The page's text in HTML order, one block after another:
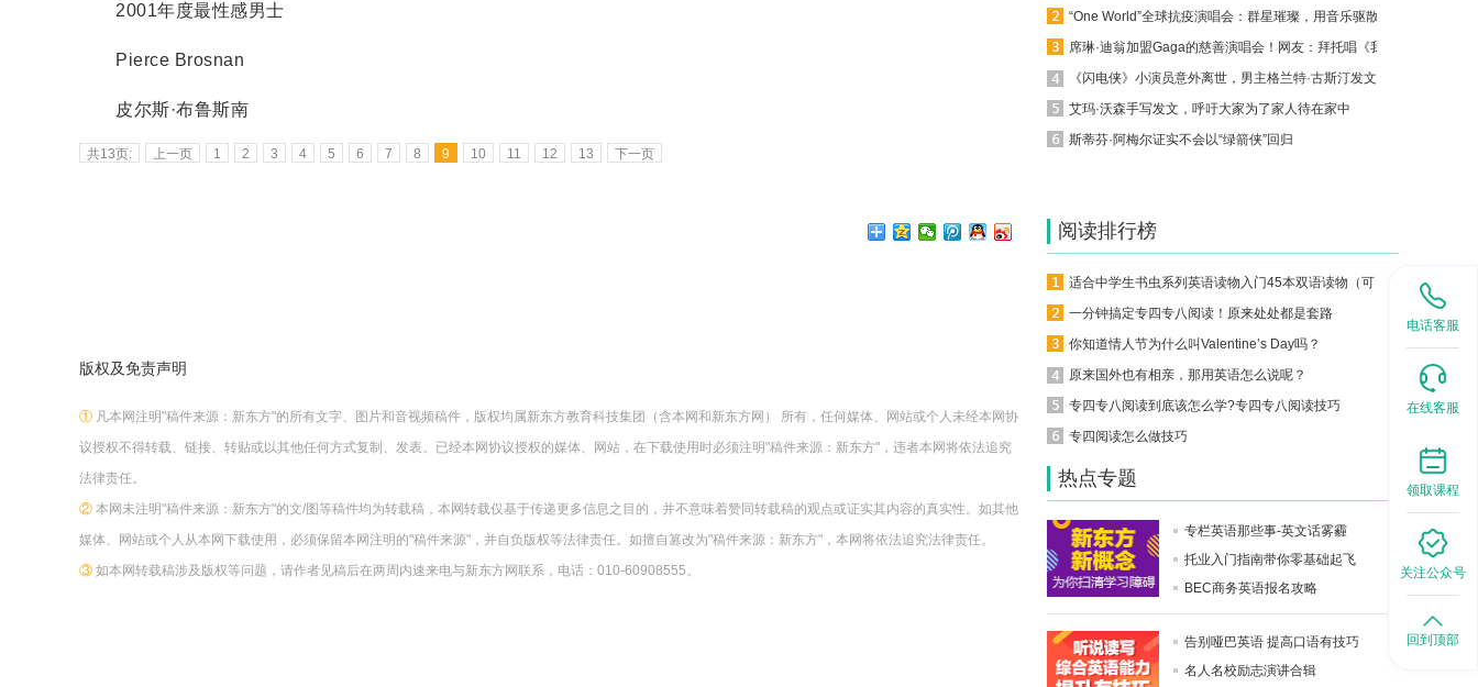
2001年度最性感男士
Pierce Brosnan
皮尔斯·布鲁斯南
共13页: 上一页 1 2 3 4 5 6 7 8 9 10 11 12 13 下一页
版权及免责声明
① 凡本网注明"稿件来源：新东方"的所有文字、图片和音视频稿件，版权均属新东方教育科技集团（含本网和新东方网） 所有，任何媒体、网站或个人未经本网协
议授权不得转载、链接、转贴或以其他任何方式复制、发表。已经本网协议授权的媒体、网站，在下载使用时必须注明"稿件来源：新东方"，违者本网将依法追究
法律责任。
② 本网未注明"稿件来源：新东方"的文/图等稿件均为转载稿，本网转载仅基于传递更多信息之目的，并不意味着赞同转载稿的观点或证实其内容的真实性。如其他
媒体、网站或个人从本网下载使用，必须保留本网注明的"稿件来源"，并自负版权等法律责任。如擅自篡改为"稿件来源：新东方"，本网将依法追究法律责任。
③ 如本网转载稿涉及版权等问题，请作者见稿后在两周内速来电与新东方网联系，电话：010-60908555。
艾玛·沃森手写发文，呼吁大家为了家人待在家中
斯蒂芬·阿梅尔证实不会以“绿箭侠”回归
阅读排行榜
一分钟搞定专四专八阅读！原来处处都是套路
你知道情人节为什么叫Valentine’s Day吗？
原来国外也有相亲，那用英语怎么说呢？
专四专八阅读到底该怎么学?专四专八阅读技巧
专四阅读怎么做技巧
热点专题
专栏英语那些事-英文话雾霾
托业入门指南带你零基础起飞
BEC商务英语报名攻略
告别哑巴英语 提高口语有技巧
名人名校励志演讲合辑
电话客服
在线客服
领取课程
关注公众号
回到顶部